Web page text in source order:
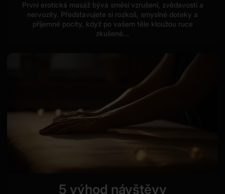
První erotická masáž bývá směsí vzrušení, zvědavosti a
nervozity. Představujete si rozkoš, smyslné doteky a
příjemné pocity, když po vašem těle kloužou ruce
zkušené...
5 výhod návštěvy